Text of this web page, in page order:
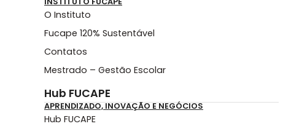
O Instituto
Fucape 120% Sustentável
Contatos
Mestrado – Gestão Escolar
Hub FUCAPE
APRENDIZADO, INOVAÇÃO E NEGÓCIOS
Hub FUCAPE